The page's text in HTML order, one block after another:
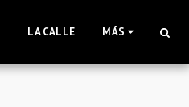
LA CALLE MÁS